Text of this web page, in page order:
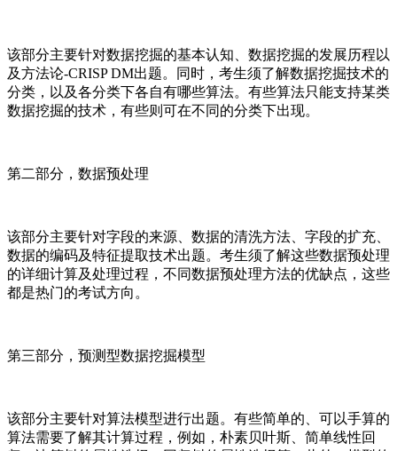
该部分主要针对数据挖掘的基本认知、数据挖掘的发展历程以
及方法论-CRISP DM出题。同时，考生须了解数据挖掘技术的
分类，以及各分类下各自有哪些算法。有些算法只能支持某类
数据挖掘的技术，有些则可在不同的分类下出现。
第二部分，数据预处理
该部分主要针对字段的来源、数据的清洗方法、字段的扩充、
数据的编码及特征提取技术出题。考生须了解这些数据预处理
的详细计算及处理过程，不同数据预处理方法的优缺点，这些
都是热门的考试方向。
第三部分，预测型数据挖掘模型
该部分主要针对算法模型进行出题。有些简单的、可以手算的
算法需要了解其计算过程，例如，朴素贝叶斯、简单线性回